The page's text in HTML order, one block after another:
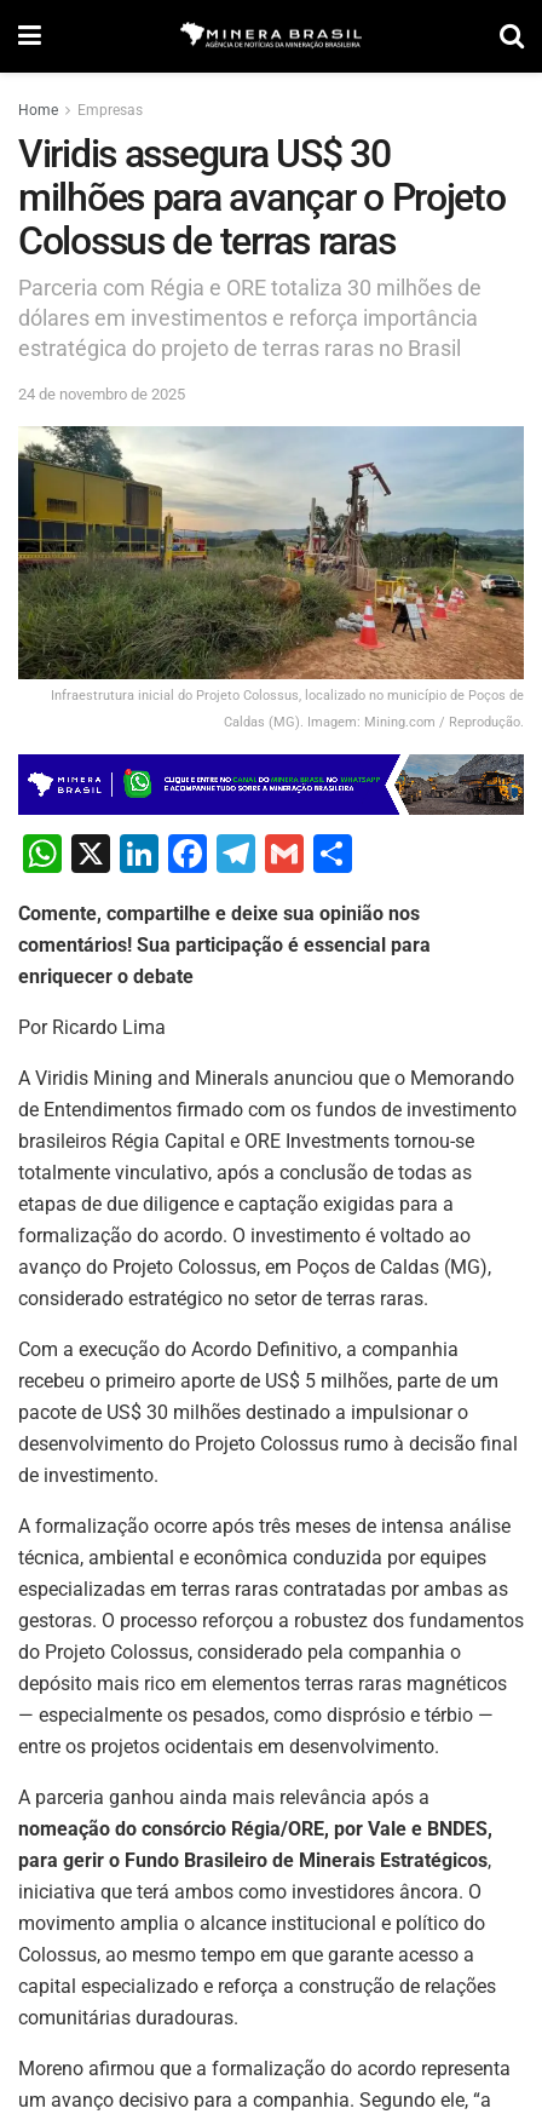
Home Empresas
Viridis assegura US$ 30
milhões para avançar o Projeto
Colossus de terras raras
Parceria com Régia e ORE totaliza 30 milhões de
dólares em investimentos e reforça importância
estratégica do projeto de terras raras no Brasil
24 de novembro de 2025
Infraestrutura inicial do Projeto Colossus, localizado no município de Poços de
Caldas (MG). Imagem: Mining.com / Reprodução.
W
at
s
A
p
p
X
Li
k
e
n
F
c
o
k
T
el
e
gr
G
ai
h
ar
Comente, compartilhe e deixe sua opinião nos
comentários! Sua participação é essencial para
enriquecer o debate
Por Ricardo Lima
A Viridis Mining and Minerals anunciou que o Memorando
de Entendimentos firmado com os fundos de investimento
brasileiros Régia Capital e ORE Investments tornou-se
totalmente vinculativo, após a conclusão de todas as
etapas de due diligence e captação exigidas para a
formalização do acordo. O investimento é voltado ao
avanço do Projeto Colossus, em Poços de Caldas (MG),
considerado estratégico no setor de terras raras.
Com a execução do Acordo Definitivo, a companhia
recebeu o primeiro aporte de US$ 5 milhões, parte de um
pacote de US$ 30 milhões destinado a impulsionar o
desenvolvimento do Projeto Colossus rumo à decisão final
de investimento.
A formalização ocorre após três meses de intensa análise
técnica, ambiental e econômica conduzida por equipes
especializadas em terras raras contratadas por ambas as
gestoras. O processo reforçou a robustez dos fundamentos
do Projeto Colossus, considerado pela companhia o
depósito mais rico em elementos terras raras magnéticos
— especialmente os pesados, como disprósio e térbio —
entre os projetos ocidentais em desenvolvimento.
A parceria ganhou ainda mais relevância após a
nomeação do consórcio Régia/ORE, por Vale e BNDES,
para gerir o Fundo Brasileiro de Minerais Estratégicos,
iniciativa que terá ambos como investidores âncora. O
movimento amplia o alcance institucional e político do
Colossus, ao mesmo tempo em que garante acesso a
capital especializado e reforça a construção de relações
comunitárias duradouras.
Moreno afirmou que a formalização do acordo representa
um avanço decisivo para a companhia. Segundo ele, “a